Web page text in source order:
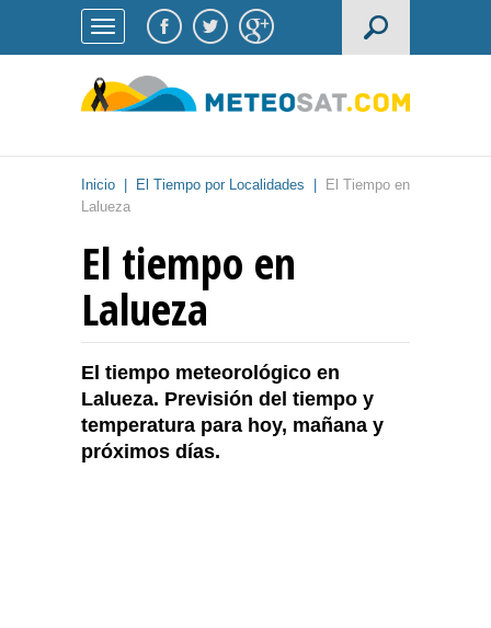
Inicio El Tiempo por Localidades
El Tiempo en
Lalueza
El tiempo en
Lalueza
El tiempo meteorológico en
Lalueza. Previsión del tiempo y
temperatura para hoy, mañana y
próximos días.